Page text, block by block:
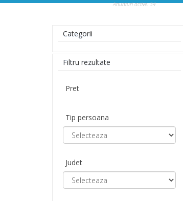
Anunturi active: 34
Categorii
Filtru rezultate
Pret
Tip persoana
Judet